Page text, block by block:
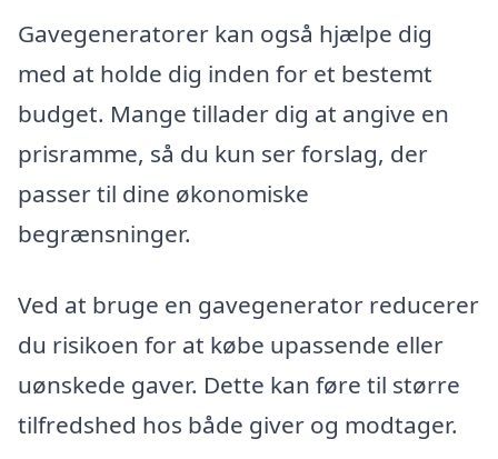
Gavegeneratorer kan også hjælpe dig
med at holde dig inden for et bestemt
budget. Mange tillader dig at angive en
prisramme, så du kun ser forslag, der
passer til dine økonomiske
begrænsninger.
Ved at bruge en gavegenerator reducerer
du risikoen for at købe upassende eller
uønskede gaver. Dette kan føre til større
tilfredshed hos både giver og modtager.